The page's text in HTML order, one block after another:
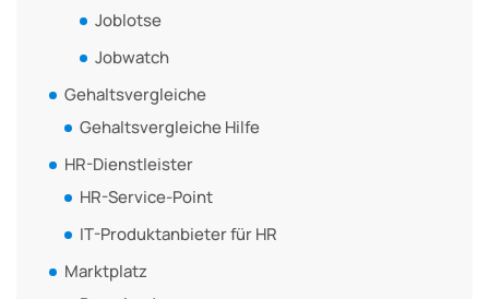
Joblotse
Jobwatch
Gehaltsvergleiche
Gehaltsvergleiche Hilfe
HR-Dienstleister
HR-Service-Point
IT-Produktanbieter für HR
Marktplatz